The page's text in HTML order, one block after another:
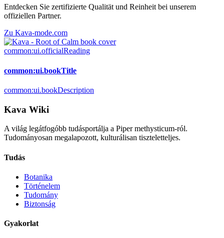
Entdecken Sie zertifizierte Qualität und Reinheit bei unserem
offiziellen Partner.
Zu Kava-mode.com
common:ui.officialReading
common:ui.bookTitle
common:ui.bookDescription
Kava Wiki
A világ legátfogóbb tudásportálja a Piper methysticum-ról.
Tudományosan megalapozott, kulturálisan tiszteletteljes.
Tudás
Botanika
Történelem
Tudomány
Biztonság
Gyakorlat